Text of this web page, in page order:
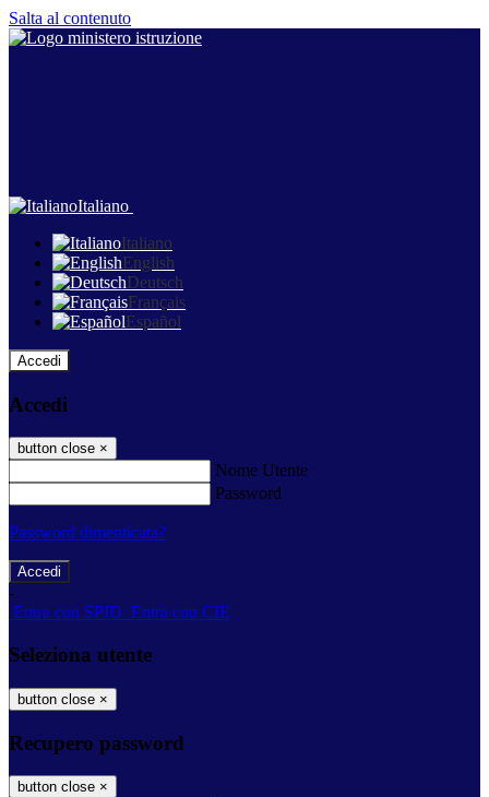
Salta al contenuto
Italiano
Italiano
English
Deutsch
Français
Español
Accedi
Accedi
button close ×
Nome Utente
Password
Password dimenticata?
-
Entra con SPID Entra con CIE
Seleziona utente
button close ×
Recupero password
button close ×